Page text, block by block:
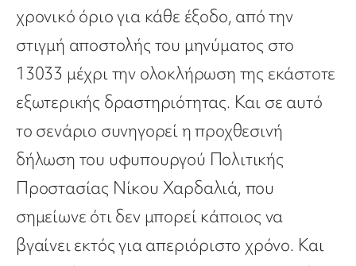
χρονικό όριο για κάθε έξοδο, από την
στιγμή αποστολής του μηνύματος στο
13033 μέχρι την ολοκλήρωση της εκάστοτε
εξωτερικής δραστηριότητας. Και σε αυτό
το σενάριο συνηγορεί η προχθεσινή
δήλωση του υφυπουργού Πολιτικής
Προστασίας Νίκου Χαρδαλιά, που
σημείωνε ότι δεν μπορεί κάποιος να
βγαίνει εκτός για απεριόριστο χρόνο. Και